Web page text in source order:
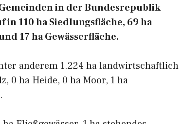
in der Bundesrepublik
110 ha Siedlungsfläche, 69 ha
17 ha Gewässerfläche.
anderem 1.224 ha landwirtschaftlich
0 ha Heide, 0 ha Moor, 1 ha